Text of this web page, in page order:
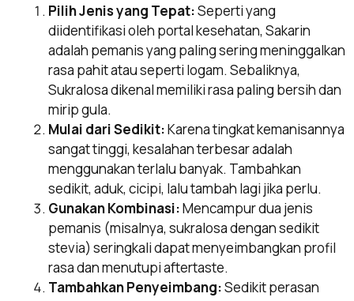
Pilih Jenis yang Tepat:Seperti yang
diidentifikasi oleh portal kesehatan, Sakarin
adalah pemanis yang paling sering meninggalkan
rasa pahit atau seperti logam. Sebaliknya,
Sukralosa dikenal memiliki rasa paling bersih dan
mirip gula.
Mulai dari Sedikit:Karena tingkat kemanisannya
sangat tinggi, kesalahan terbesar adalah
menggunakan terlalu banyak. Tambahkan
sedikit, aduk, cicipi, lalu tambah lagi jika perlu.
Gunakan Kombinasi:Mencampur dua jenis
pemanis (misalnya, sukralosa dengan sedikit
stevia) seringkali dapat menyeimbangkan profil
rasa dan menutupi aftertaste.
Tambahkan Penyeimbang:Sedikit perasan